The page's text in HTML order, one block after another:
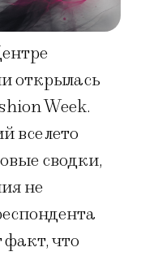
открылась
Week.
все лето
сводки,
не
факт, что